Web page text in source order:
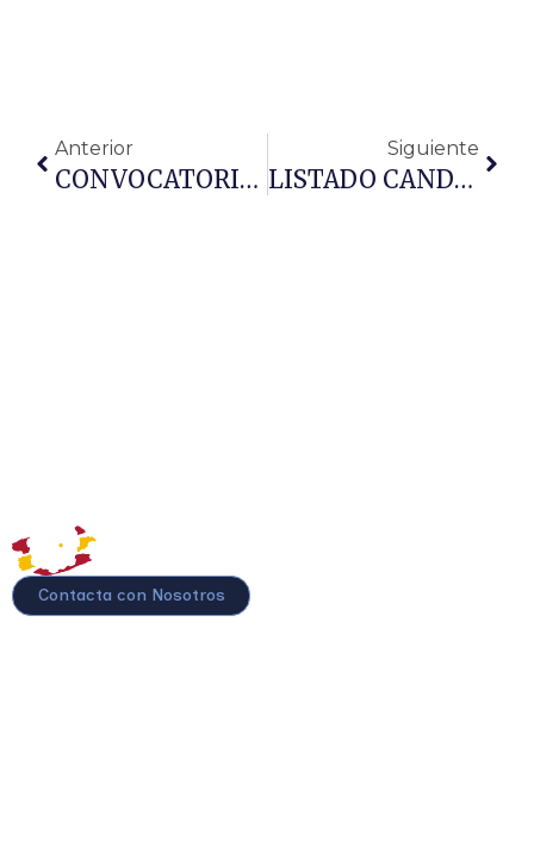
Anterior
CONVOCATORIA VOCALES 2026
Siguiente
LISTADO CANDIDATOS ELECTOS PROVISIONALES REPRESENTANTES 2026
Contacta con Nosotros